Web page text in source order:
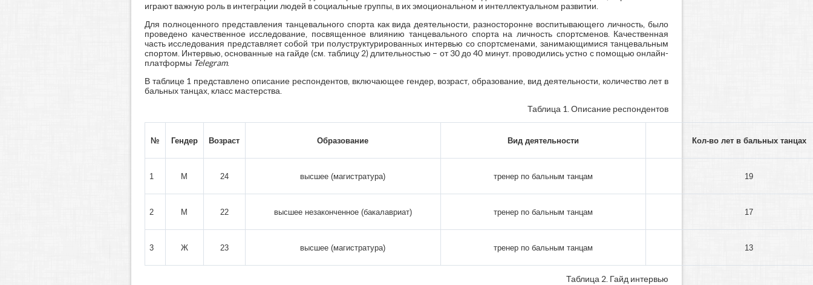
играют важную роль в интеграции людей в социальные группы, в их эмоциональном и интеллектуальном развитии.
Для полноценного представления танцевального спорта как вида деятельности, разносторонне воспитывающего личность, было
проведено качественное исследование, посвященное влиянию танцевального спорта на личность спортсменов. Качественная
часть исследования представляет собой три полуструктурированных интервью со спортсменами, занимающимися танцевальным
спортом. Интервью, основанные на гайде (см. таблицу 2) длительностью – от 30 до 40 минут. проводились устно с помощью онлайн-
платформы Telegram.
В таблице 1 представлено описание респондентов, включающее гендер, возраст, образование, вид деятельности, количество лет в
бальных танцах, класс мастерства.
Таблица 1. Описание респондентов
№ Гендер Возраст Образование Вид деятельности Кол-во лет в бальных танцах
1 М 24 высшее (магистратура) тренер по бальным танцам 19
2 М 22 высшее незаконченное (бакалавриат) тренер по бальным танцам 17
3 Ж 23 высшее (магистратура) тренер по бальным танцам 13
Таблица 2. Гайд интервью